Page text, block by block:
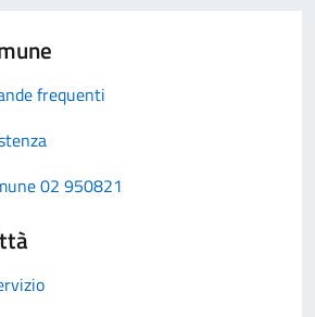
frequenti
02 950821